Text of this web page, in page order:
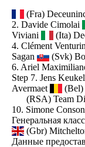
(Fra)
2. Davide Cimolai
Viviani
(Ita)
4. Clément
Sagan
(Svk)
6. Ariel
Step 7. Jens
Avermaet
(Bel)
(RSA) Team
10. Simone
Генеральная
(Gbr)
Данные